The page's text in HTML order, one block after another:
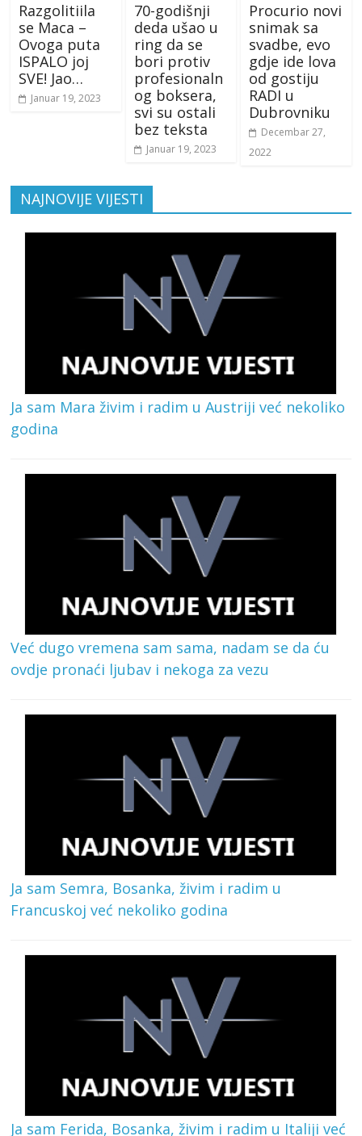
Razgolitiila
se Maca –
Ovoga puta
ISPALO joj
SVE! Jao…
Januar 19, 2023
70-godišnji
deda ušao u
ring da se
bori protiv
profesionaln
og boksera,
svi su ostali
bez teksta
Januar 19, 2023
Procurio novi
snimak sa
svadbe, evo
gdje ide lova
od gostiju
RADI u
Dubrovniku
Decembar 27,
2022
NAJNOVIJE VIJESTI
Ja sam Mara živim i radim u Austriji već nekoliko
godina
Već dugo vremena sam sama, nadam se da ću
ovdje pronaći ljubav i nekoga za vezu
Ja sam Semra, Bosanka, živim i radim u
Francuskoj već nekoliko godina
Ja sam Ferida, Bosanka, živim i radim u Italiji već